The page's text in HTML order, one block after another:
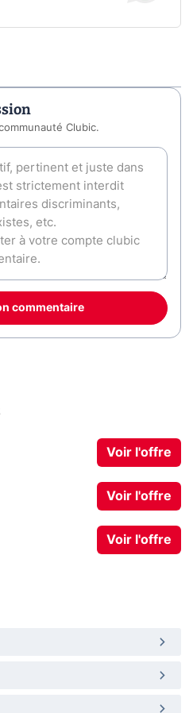
Clubic.
commentaire
Voir l'offre
Voir l'offre
Voir l'offre